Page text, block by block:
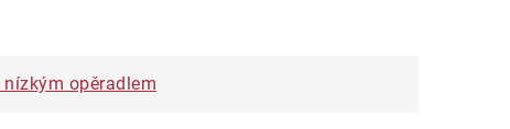
opěradlem